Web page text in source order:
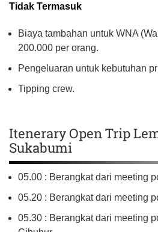
Tidak Termasuk
Biaya tambahan untuk WNA
200.000 per orang.
Pengeluaran untuk kebutuhan
Tipping crew.
Itenerary Open Trip
Sukabumi
05.00 : Berangkat dari meeting
05.20 : Berangkat dari meeting
05.30 : Berangkat dari meeting